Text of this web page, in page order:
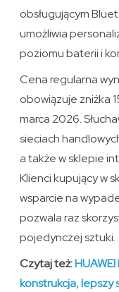
obsługującym
umożliwia
poziomu baterii i
Cena regularna
obowiązuje zniżka
marca 2026.
sieciach
a także w sklepie
Klienci kupujący w
wsparcie na
pozwala raz
pojedynczej sztuki.
Czytaj też:
konstrukcja, lepszy